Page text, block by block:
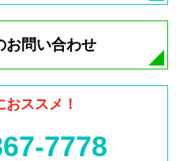
お問い合わせ
ススメ！
7778